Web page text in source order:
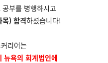
부를 병행하시고
목) 합격하셨습니다!
리어는
뉴욕의 회계법인에